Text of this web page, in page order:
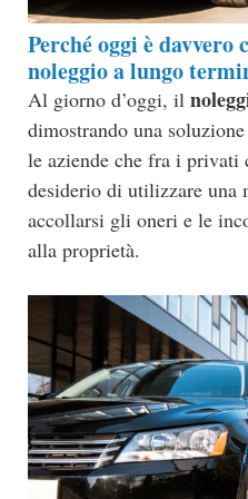
Perché oggi è davvero
noleggio a lungo
Al giorno d’oggi, il
dimostrando una
le aziende che fra i privati
desiderio di utilizzare una
accollarsi gli oneri e le
alla proprietà.